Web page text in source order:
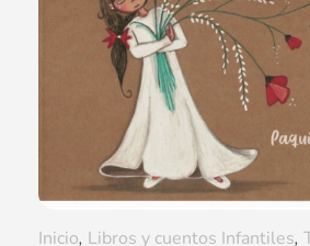
Inicio, Libros y cuentos Infantiles,